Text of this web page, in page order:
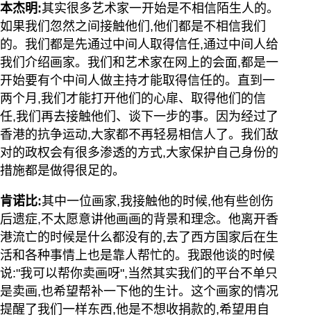
本杰明:其实很多艺术家一开始是不相信陌生人的。
如果我们忽然之间接触他们,他们都是不相信我们
的。我们都是先通过中间人取得信任,通过中间人给
我们介绍画家。我们和艺术家在网上的会面,都是一
开始要有个中间人做主持才能取得信任的。直到一
两个月,我们才能打开他们的心扉、取得他们的信
任,我们再去接触他们、谈下一步的事。因为经过了
香港的抗争运动,大家都不再轻易相信人了。我们敌
对的政权会有很多渗透的方式,大家保护自己身份的
措施都是做得很足的。
肯诺比:其中一位画家,我接触他的时候,他有些创伤
后遗症,不太愿意讲他画画的背景和理念。他离开香
港流亡的时候是什么都没有的,去了西方国家后在生
活和各种事情上也是靠人帮忙的。我跟他谈的时候
说:"我可以帮你卖画呀",当然其实我们的平台不单只
是卖画,也希望帮补一下他的生计。这个画家的情况
提醒了我们一样东西,他是不想收捐款的,希望用自